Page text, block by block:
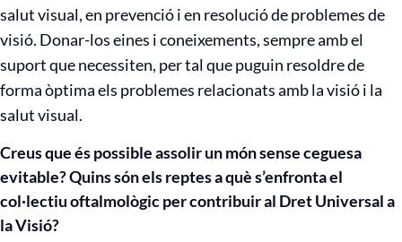
salut visual, en prevenció i en resolució de problemes de
visió. Donar-los eines i coneixements, sempre amb el
suport que necessiten, per tal que puguin resoldre de
forma òptima els problemes relacionats amb la visió i la
salut visual.
Creus que és possible assolir un món sense ceguesa
evitable? Quins són els reptes a què s’enfronta el
col·lectiu oftalmològic per contribuir al Dret Universal a
la Visió?